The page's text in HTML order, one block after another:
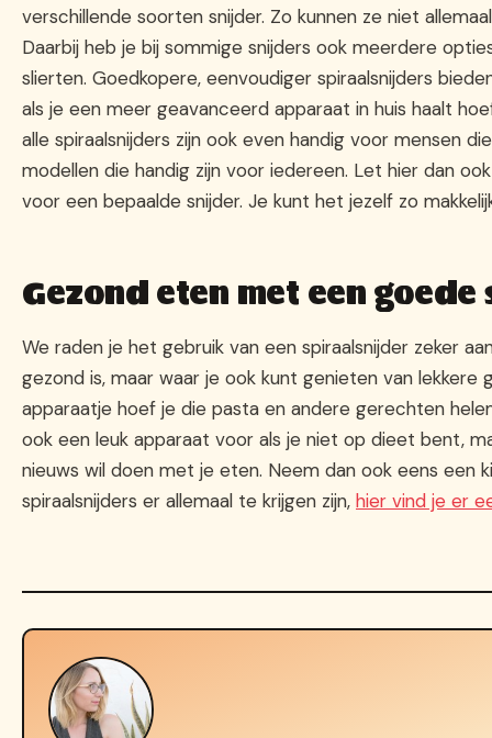
verschillende soorten snijder. Zo kunnen ze niet
Daarbij heb je bij sommige snijders ook meerdere
slierten. Goedkopere, eenvoudiger spiraalsnijders
als je een meer geavanceerd apparaat in huis haalt
alle spiraalsnijders zijn ook even handig voor mensen
modellen die handig zijn voor iedereen. Let hier dan
voor een bepaalde snijder. Je kunt het jezelf zo
Gezond eten met een
We raden je het gebruik van een spiraalsnijder zeker
gezond is, maar waar je ook kunt genieten van
apparaatje hoef je die pasta en andere gerechten
ook een leuk apparaat voor als je niet op dieet bent,
nieuws wil doen met je eten. Neem dan ook eens een
spiraalsnijders er allemaal te krijgen zijn, hier vind je er